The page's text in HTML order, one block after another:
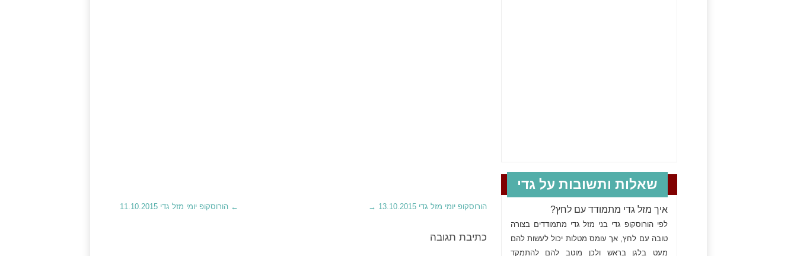
← הורוסקופ יומי מזל גדי 11.10.2015 הורוסקופ יומי מזל גדי 13.10.2015 →
כתיבת תגובה
שאלות ותשובות על גדי
איך מזל גדי מתמודד עם לחץ?
לפי הורוסקופ גדי בני מזל גדי מתמודדים בצורה
טובה עם לחץ, אך עומס מטלות יכול לעשות להם
מעט בלגן בראש ולכן מוטב להם להתמקד